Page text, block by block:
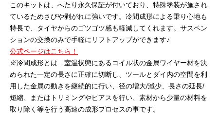
このキットは、へたり永久保証が付いており、特殊塗装が施され
ているためさびや剥がれに強いです。冷間成形による乗り心地も
特長で、タイヤからのゴツゴツ感も軽減してくれます。サスペン
ションの交換のみで手軽にリフトアップができます♪
公式ページはこちら！
※冷間成形とは…室温状態にあるコイル状の金属ワイヤー材を決
められた一定の長さに正確に切断し、ツールとダイ内の空間を利
用した金属の動きを継続的に行い、径の増大/減少、長さの延長/
短縮、またはトリミングやピアスを行い、素材から少量の材料を
取り除く等を行う高速の成形プロセスの事です。